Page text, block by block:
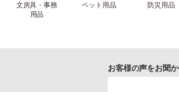
文房具・事務
用品
ペット用品 防災用品
お客様の声をお聞